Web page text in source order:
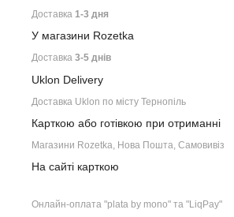
Доставка 1-3 дня
У магазини Rozetka
Доставка 3-5 днів
Uklon Delivery
Доставка Uklon по місту Тернопіль
Карткою або готівкою при отриманні
Магазини Rozetka, Нова Пошта, Самовивіз
На сайті карткою
Онлайн-оплата "plata by mono" та "LiqPay"